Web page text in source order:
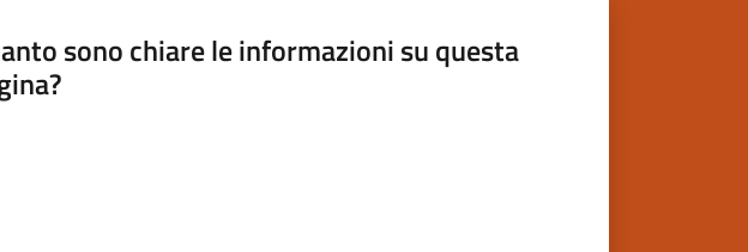
sono chiare le informazioni su questa